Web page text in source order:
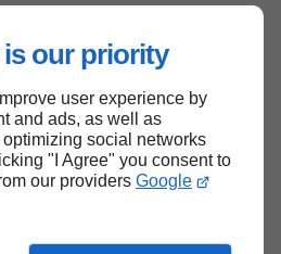
our priority
user experience by
and ads, as well as
social networks
"I Agree" you consent to
our providers Google
de page